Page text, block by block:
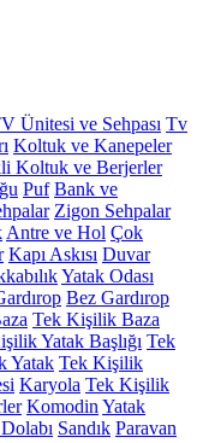
Ünitesi ve Sehpası Tv
Koltuk ve Kanepeler
Koltuk ve Berjerler
Puf Bank ve
Zigon Sehpalar
Antre ve Hol Çok
Kapı Askısı Duvar
Yatak Odası
Bez Gardırop
Tek Kişilik Baza
Yatak Başlığı Tek
Yatak Tek Kişilik
Karyola Tek Kişilik
Komodin Yatak
Sandık Paravan